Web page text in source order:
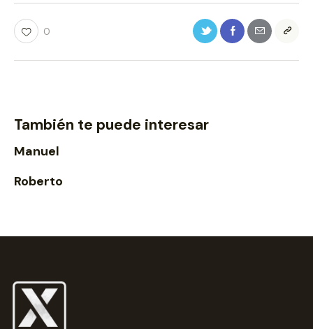
0
También te puede interesar
Manuel
Roberto